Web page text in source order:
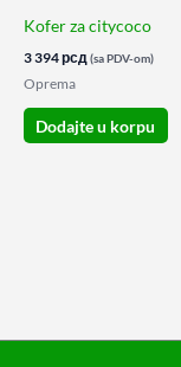
Kofer za citycoco
3 394рсд (sa PDV-om)
Oprema
Dodajte u korpu